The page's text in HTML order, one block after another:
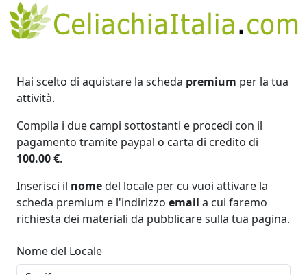
Hai scelto di aquistare la scheda premium per la tua
attività.
Compila i due campi sottostanti e procedi con il
pagamento tramite paypal o carta di credito di
100.00 €.
Inserisci il nomedel locale per cu vuoi attivare la
scheda premium e l'indirizzo email a cui faremo
richiesta dei materiali da pubblicare sulla tua pagina.
Nome del Locale